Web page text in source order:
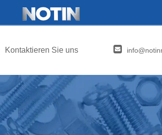
Kontaktieren Sie uns